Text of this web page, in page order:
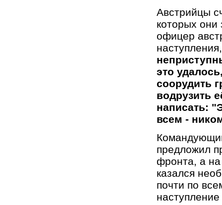
Австрийцы
которых
офицер
это
соорудить
водрузить
написать:
всем -
предложил
фронта, а
казался
почти по